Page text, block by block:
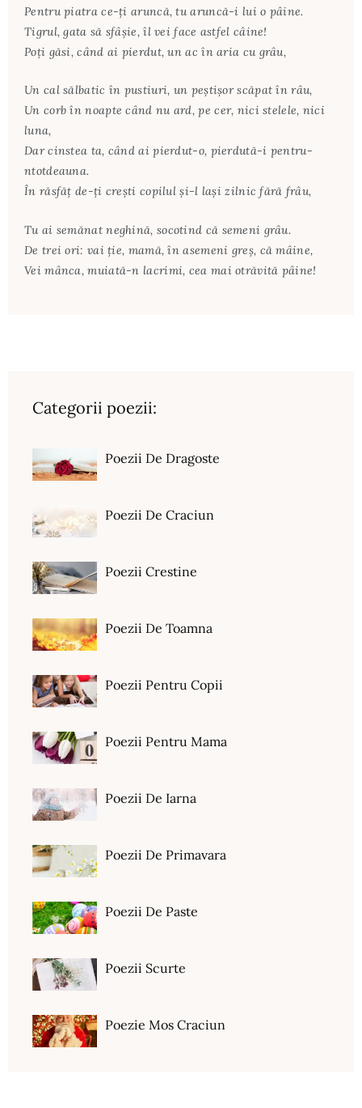
Pentru piatra ce-ţi aruncă, tu aruncă-i lui o pâine.
Tigrul, gata să sfâşie, îl vei face astfel câine!
Poţi găsi, când ai pierdut, un ac în aria cu grâu,
Un cal sălbatic în pustiuri, un peştişor scăpat în râu,
Un corb în noapte când nu ard, pe cer, nici stelele, nici
luna,
Dar cinstea ta, când ai pierdut-o, pierdută-i pentru-
ntotdeauna.
În răsfăţ de-ţi creşti copilul şi-l laşi zilnic fără frâu,
Tu ai semănat neghină, socotind că semeni grâu.
De trei ori: vai ţie, mamă, în asemeni greş, că mâine,
Vei mânca, muiată-n lacrimi, cea mai otrăvită pâine!
Categorii poezii:
Poezii De Dragoste
Poezii De Craciun
Poezii Crestine
Poezii De Toamna
Poezii Pentru Copii
Poezii Pentru Mama
Poezii De Iarna
Poezii De Primavara
Poezii De Paste
Poezii Scurte
Poezie Mos Craciun